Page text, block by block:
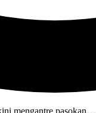
mengantre pasokan…